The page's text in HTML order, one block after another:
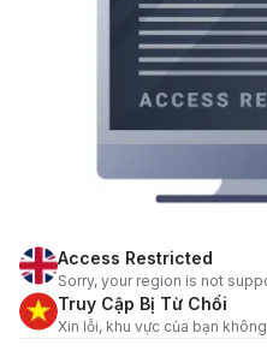
Access Restricted
Sorry, your region is not
Truy Cập Bị Từ Chối
Xin lỗi, khu vực của bạn